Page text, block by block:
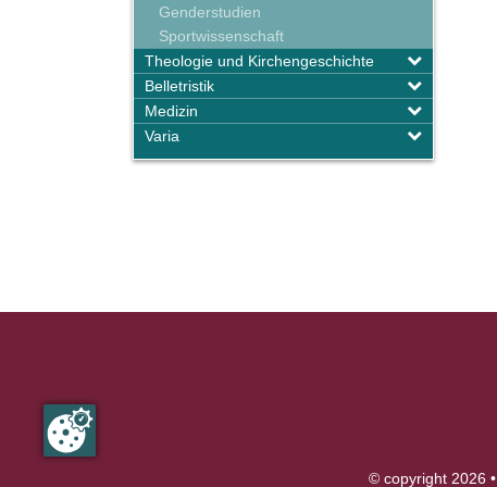
Genderstudien
Sportwissenschaft
Theologie und Kirchengeschichte
Belletristik
Medizin
Varia
© copyright 2026 •